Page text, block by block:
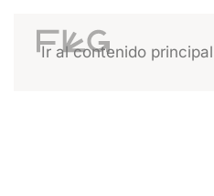
Ir al contenido principal